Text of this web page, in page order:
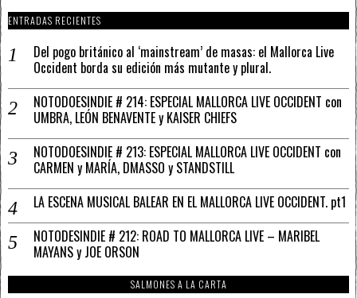
ENTRADAS RECIENTES
Del pogo británico al ‘mainstream’ de masas: el Mallorca Live
Occident borda su edición más mutante y plural.
NOTODOESINDIE # 214: ESPECIAL MALLORCA LIVE OCCIDENT con
UMBRA, LEÓN BENAVENTE y KAISER CHIEFS
NOTODOESINDIE # 213: ESPECIAL MALLORCA LIVE OCCIDENT con
CARMEN y MARÍA, DMASSO y STANDSTILL
LA ESCENA MUSICAL BALEAR EN EL MALLORCA LIVE OCCIDENT. pt1
NOTODESINDIE # 212: ROAD TO MALLORCA LIVE – MARIBEL
MAYANS y JOE ORSON
SALMONES A LA CARTA